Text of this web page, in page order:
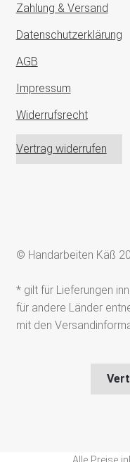
Zahlung & Versand
Datenschutzerklärung
AGB
Impressum
Widerrufsrecht
Vertrag widerrufen
© Handarbeiten Käß
* gilt für Lieferungen
für andere Länder
mit den